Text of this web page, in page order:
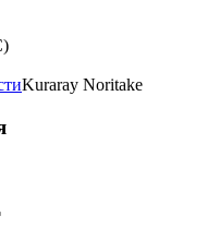
Kuraray Noritake